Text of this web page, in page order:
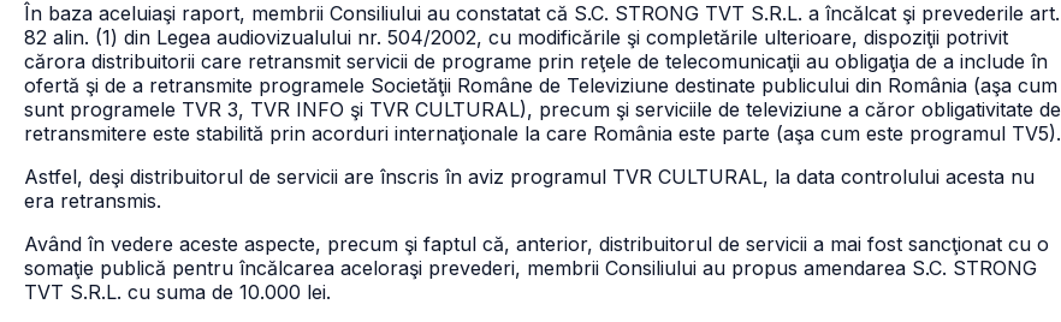
În baza aceluiaşi raport, membrii Consiliului au constatat că S.C. STRONG TVT S.R.L. a încălcat şi prevederile art.
82 alin. (1) din Legea audiovizualului nr. 504/2002, cu modificările şi completările ulterioare, dispoziţii potrivit
cărora distribuitorii care retransmit servicii de programe prin reţele de telecomunicaţii au obligaţia de a include în
ofertă şi de a retransmite programele Societăţii Române de Televiziune destinate publicului din România (aşa cum
sunt programele TVR 3, TVR INFO şi TVR CULTURAL), precum şi serviciile de televiziune a căror obligativitate de
retransmitere este stabilită prin acorduri internaţionale la care România este parte (aşa cum este programul TV5).
Astfel, deşi distribuitorul de servicii are înscris în aviz programul TVR CULTURAL, la data controlului acesta nu
era retransmis.
Având în vedere aceste aspecte, precum şi faptul că, anterior, distribuitorul de servicii a mai fost sancţionat cu o
somaţie publică pentru încălcarea aceloraşi prevederi, membrii Consiliului au propus amendarea S.C. STRONG
TVT S.R.L. cu suma de 10.000 lei.